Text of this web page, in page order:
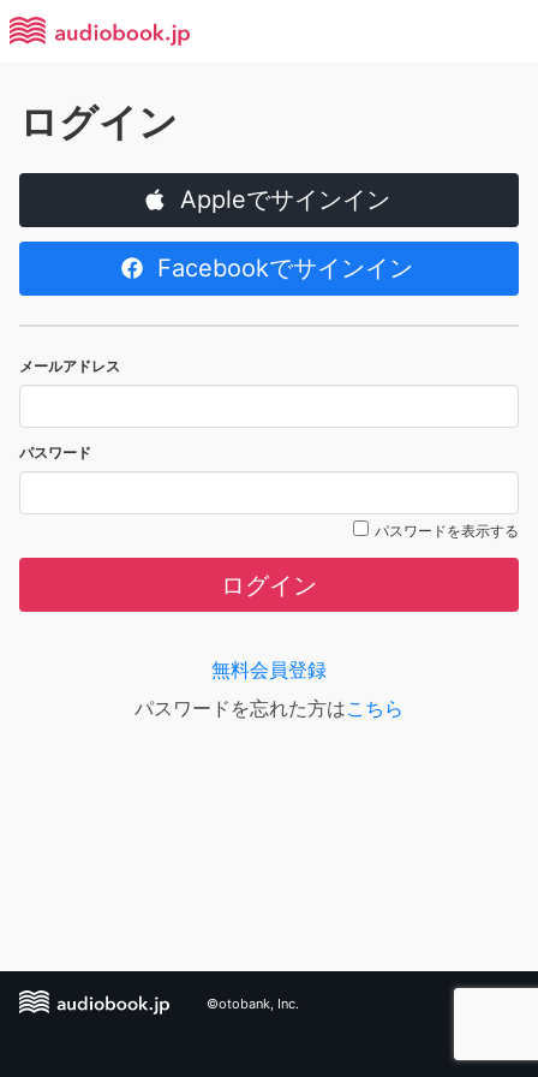
ログイン
Appleでサインイン
Facebookでサインイン
メールアドレス
パスワード
パスワードを表示する
ログイン
無料会員登録
パスワードを忘れた方はこちら
©otobank, Inc.